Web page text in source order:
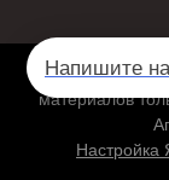
2007-2026г. |
материалов
Настройка
Напишите